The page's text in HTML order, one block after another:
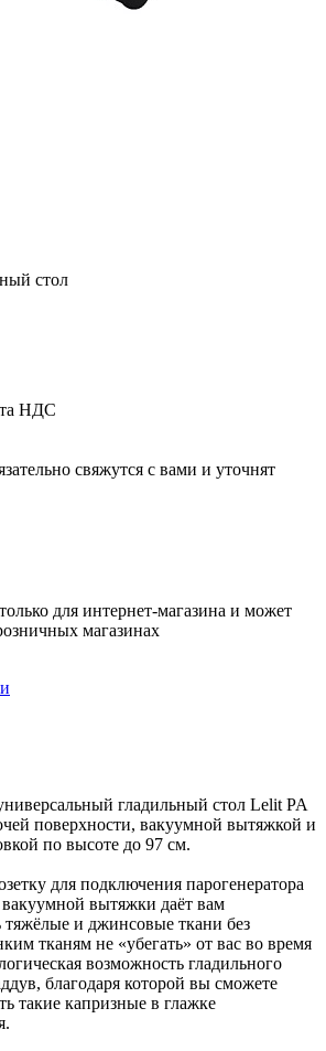
стол
НДС
свяжутся с вами и уточнят
для интернет-магазина и может
магазинах
гладильный стол Lelit PA
поверхности, вакуумной вытяжкой и
по высоте до 97 см.
для подключения парогенератора
вытяжки даёт вам
тяжёлые и джинсовые ткани без
тканям не «убегать» от вас во время
возможность гладильного
благодаря которой вы сможете
такие капризные в глажке